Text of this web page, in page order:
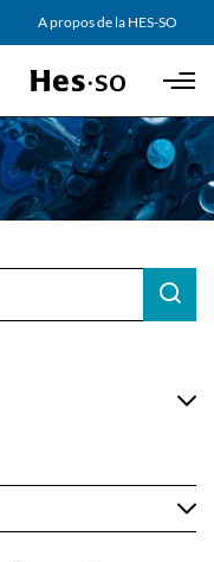
main content
A propos de la HES-SO